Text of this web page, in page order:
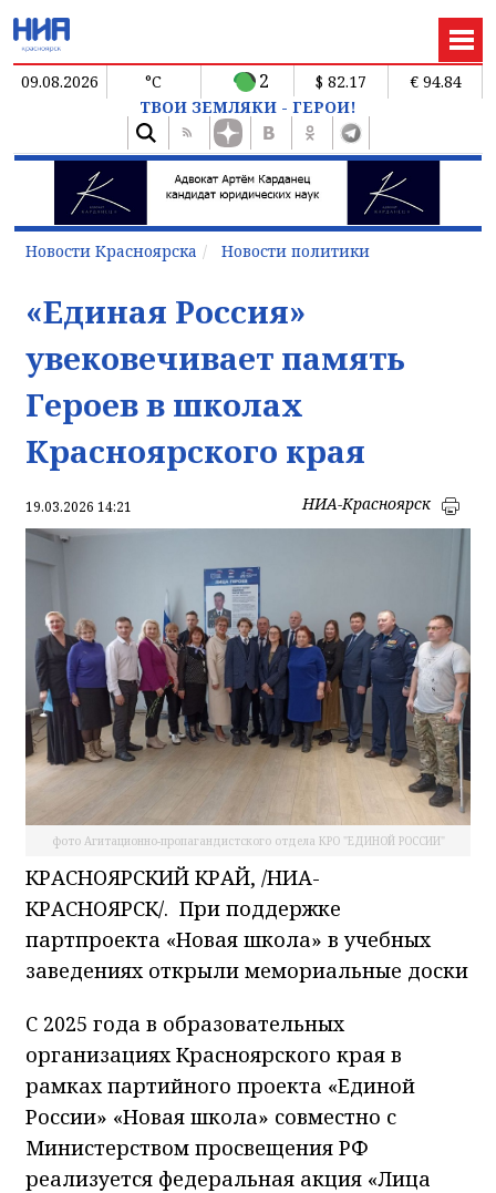
09.08.2026 °C 2 $ 82.17
€ 94.84
ТВОИ ЗЕМЛЯКИ - ГЕРОИ!
Новости Красноярска Новости политики
«Единая Россия»
увековечивает память
Героев в школах
Красноярского края
19.03.2026 14:21 НИА-Красноярск
фото Агитационно-пропагандистского отдела КРО "ЕДИНОЙ РОССИИ"
КРАСНОЯРСКИЙ КРАЙ, /НИА-
КРАСНОЯРСК/. При поддержке
партпроекта «Новая школа» в учебных
заведениях открыли мемориальные доски
С 2025 года в образовательных
организациях Красноярского края в
рамках партийного проекта «Единой
России» «Новая школа» совместно с
Министерством просвещения РФ
реализуется федеральная акция «Лица